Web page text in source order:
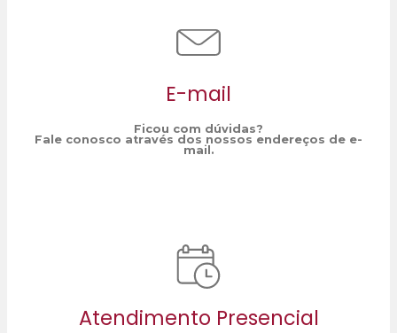
E-mail
Ficou com dúvidas?
Fale conosco através dos nossos endereços de e-
mail.
Atendimento Presencial